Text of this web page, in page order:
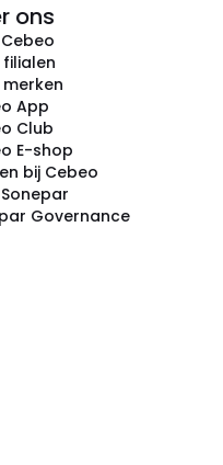
ons
filialen
merken
App
Club
E-shop
bij Cebeo
Governance